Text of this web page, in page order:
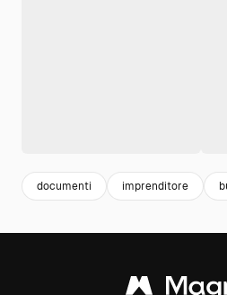
documenti imprenditore